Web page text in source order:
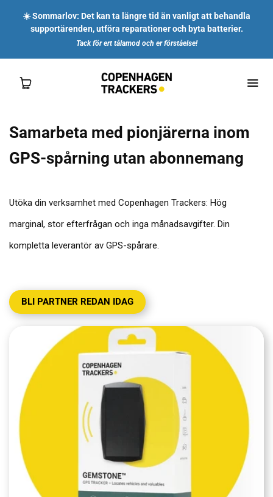
☀️ Sommarlov: Det kan ta längre tid än vanligt att behandla
supportärenden, utföra reparationer och byta batterier.
Tack för ert tålamod och er förståelse!
SHOP
FÖR FÖRETAG
OM OSS
KONTAKT
MITT KONTO
Samarbeta med pionjärerna inom
GPS-spårning utan abonnemang
Utöka din verksamhet med Copenhagen Trackers: Hög
marginal, stor efterfrågan och inga månadsavgifter. Din
kompletta leverantör av GPS-spårare.
BLI PARTNER REDAN IDAG